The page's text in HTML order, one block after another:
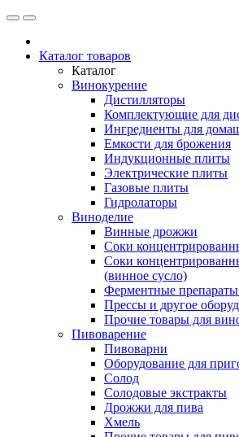
Каталог товаров
Каталог
Винокурение
Дистилляторы
Комплектующие для
Ингредиенты для
Емкости для брожения
Индукционные плиты
Электрические плиты
Газовые плиты
Гидролаторы
Виноделие
Винные дрожжи
Соки
Соки
(винное сусло)
Ферментные
Прессы и другое
Прочие товары для
Пивоварение
Пивоварни
Оборудование для
Солод
Солодовые экстракты
Дрожжи для пива
Хмель